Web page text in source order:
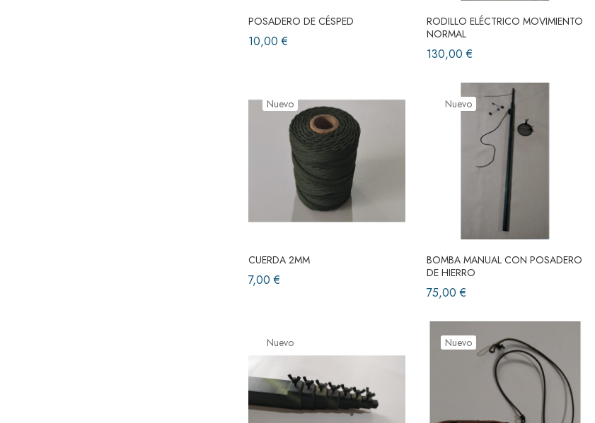
POSADERO DE CÉSPED
10,00 €
RODILLO ELÉCTRICO MOVIMIENTO
NORMAL
130,00 €
Nuevo
CUERDA 2MM
7,00 €
Nuevo
BOMBA MANUAL CON POSADERO
DE HIERRO
75,00 €
Nuevo Nuevo